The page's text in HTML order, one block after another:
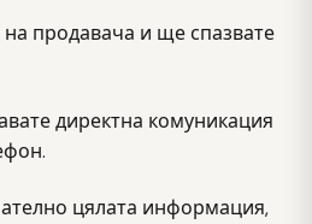
продавача и ще спазвате
директна комуникация
цялата информация,